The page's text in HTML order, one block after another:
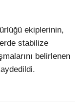
ekiplerinin,
stabilize
belirlenen